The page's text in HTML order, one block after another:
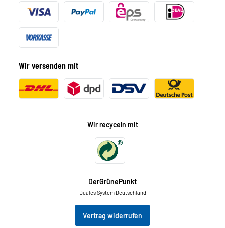
Wir versenden mit
Wir recyceln mit
DerGrünePunkt
Duales System Deutschland
Vertrag widerrufen